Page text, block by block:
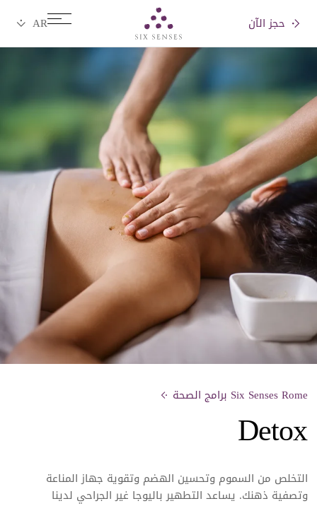
حجز الآن
Six Senses Rome برامج الصحة
Detox
التخلص من السموم وتحسين الهضم وتقوية جهاز المناعة
وتصفية ذهنك. يساعد التطهير باليوجا غير الجراحي لدينا